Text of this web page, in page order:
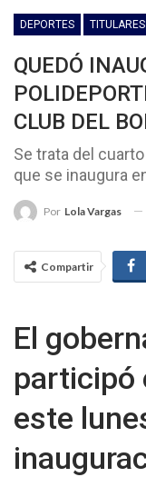
DEPORTES TITULARES
QUEDÓ
CLUB DEL
Se trata del
que se inaugura
Por Lola Vargas
Compartir
El
participó
este